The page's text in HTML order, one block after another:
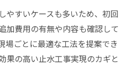
やすいケースも多いため、初回
加費用の有無や内容も確認して
場ごとに最適な工法を提案でき
果の高い止水工事実現のカギと